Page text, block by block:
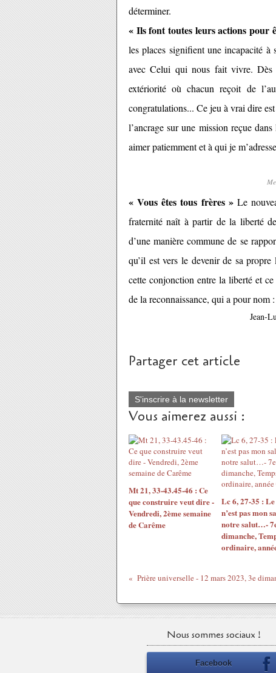
déterminer.
« Ils font toutes leurs actions pour
les places signifient une incapacité
avec Celui qui nous fait vivre. Dès
extériorité où chacun reçoit de
congratulations... Ce jeu à vrai dire
l’ancrage sur une mission reçue
aimer patiemment et à qui je
« Vous êtes tous frères »Le
fraternité naît à partir de la liberté
d’une manière commune de se
qu’il est vers le devenir de sa
cette conjonction entre la liberté et
de la reconnaissance, qui a pour nom :
Jean-
Partager cet article
S'inscrire à la newsletter
Vous aimerez aussi :
Mt 21, 33-43.45-46 : Ce
que construire veut dire -
Vendredi, 2ème semaine
de Carême
Lc 6, 27-35 :
n’est pas mon
notre salut…-
dimanche,
ordinaire,
Nous sommes sociaux !
Facebook